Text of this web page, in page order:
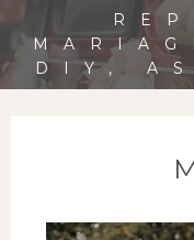
DIY,